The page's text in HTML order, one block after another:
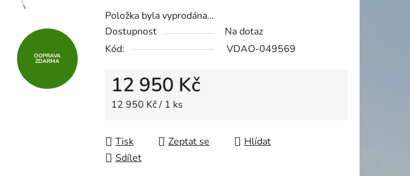
je
0,0
z
hvězdiček.
Položka byla vyprodána…
Dostupnost
Na dotaz
Kód:
VDAO-049569
12 950 Kč
Měrná cena:
12 950 Kč / 1 ks
Tisk Zeptat se
Hlídat
Sdílet
DOPRAVA
ZDARMA